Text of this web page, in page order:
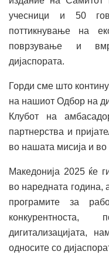
учесници и 50
поттикнување на
поврзување и
дијаспората.
Горди сме што
на нашиот Одбор на
Клубот на
партнерства и
во нашата мисија и
Македонија 2025 ќе
во наредната
програмите за
дигитализацијата,
односите со